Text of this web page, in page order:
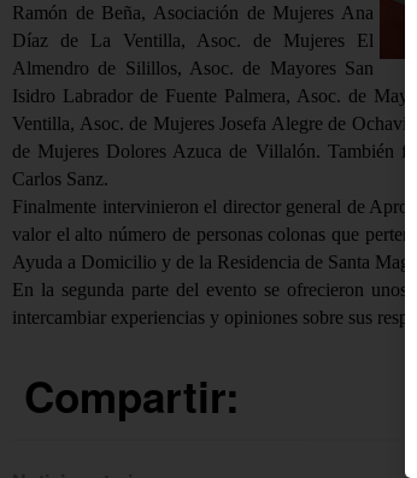
Ramón de Beña, Asociación de Mujeres Ana
Díaz de La Ventilla, Asoc. de Mujeres El
Almendro de Silillos, Asoc. de Mayores San
Isidro Labrador de Fuente Palmera, Asoc. de
Ventilla, Asoc. de Mujeres Josefa Alegre de
de Mujeres Dolores Azuca de Villalón. También
Carlos Sanz.
Finalmente intervinieron el director general de
valor el alto número de personas colonas que
Ayuda a Domicilio y de la Residencia de Santa
En la segunda parte del evento se ofrecieron
intercambiar experiencias y opiniones sobre sus
Compartir: